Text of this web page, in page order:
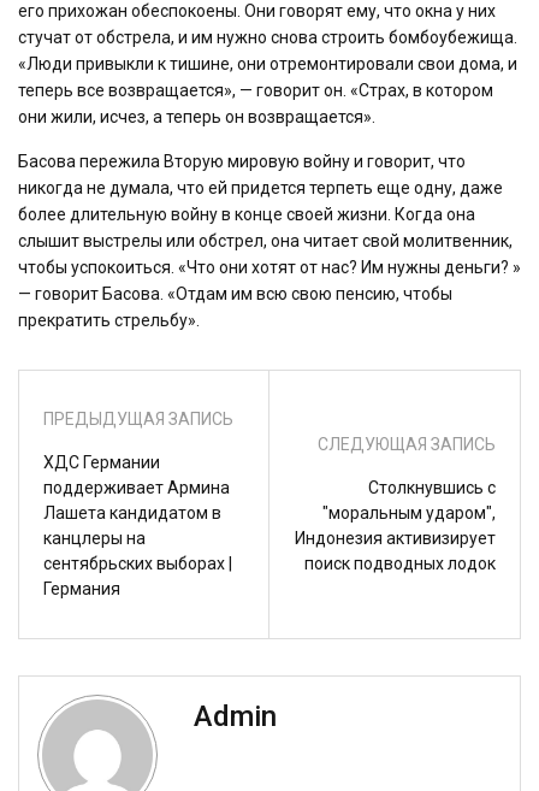
его прихожан обеспокоены. Они говорят ему, что окна у них
стучат от обстрела, и им нужно снова строить бомбоубежища.
«Люди привыкли к тишине, они отремонтировали свои дома, и
теперь все возвращается», — говорит он. «Страх, в котором
они жили, исчез, а теперь он возвращается».
Басова пережила Вторую мировую войну и говорит, что
никогда не думала, что ей придется терпеть еще одну, даже
более длительную войну в конце своей жизни. Когда она
слышит выстрелы или обстрел, она читает свой молитвенник,
чтобы успокоиться. «Что они хотят от нас? Им нужны деньги? »
— говорит Басова. «Отдам им всю свою пенсию, чтобы
прекратить стрельбу».
ПРЕДЫДУЩАЯ ЗАПИСЬ
ХДС Германии
поддерживает Армина
Лашета кандидатом в
канцлеры на
сентябрьских выборах |
Германия
СЛЕДУЮЩАЯ ЗАПИСЬ
Столкнувшись с
"моральным ударом",
Индонезия активизирует
поиск подводных лодок
Admin